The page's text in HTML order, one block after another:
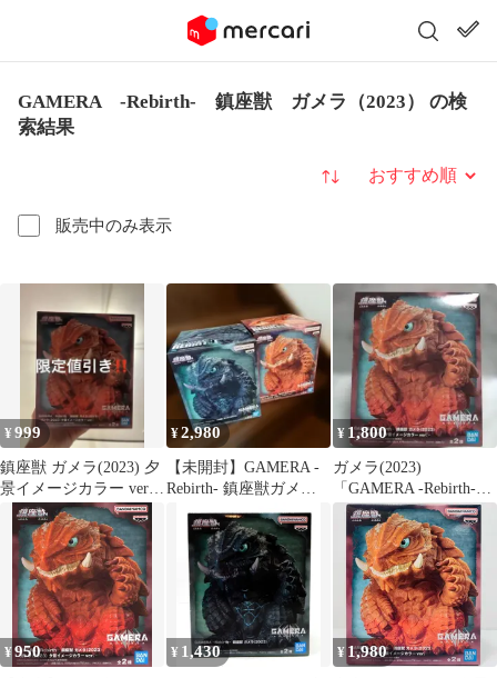
GAMERA -Rebirth- 鎮座獣 ガメラ（2023） の検
索結果
販売中のみ表示
並び替え
¥999
鎮座獣 ガメラ(2023) 夕
景イメージカラー ver.
フィギュア
¥2,980
【未開封】GAMERA -
Rebirth- 鎮座獣ガメラ
(2023) フィギュア
¥ 1,800
ガメラ(2023)
「GAMERA -Rebirth-」
鎮座獣
¥950 ¥ 1,430 ¥ 1,980